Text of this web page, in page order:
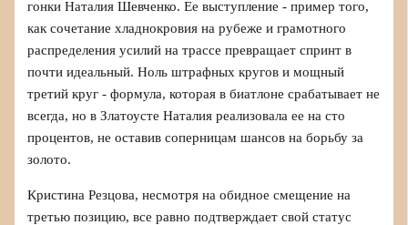
гонки Наталия Шевченко. Ее выступление - пример того,
как сочетание хладнокровия на рубеже и грамотного
распределения усилий на трассе превращает спринт в
почти идеальный. Ноль штрафных кругов и мощный
третий круг - формула, которая в биатлоне срабатывает не
всегда, но в Златоусте Наталия реализовала ее на сто
процентов, не оставив соперницам шансов на борьбу за
золото.
Кристина Резцова, несмотря на обидное смещение на
третью позицию, все равно подтверждает свой статус